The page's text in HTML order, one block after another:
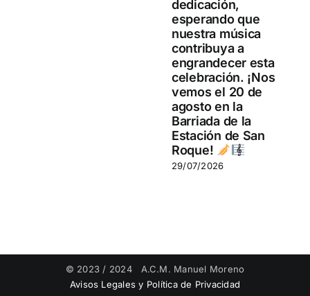
dedicación,
esperando que
nuestra música
contribuya a
engrandecer esta
celebración. ¡Nos
vemos el 20 de
agosto en la
Barriada de la
Estación de San
Roque!
29/07/2026
© 2023 / 2024 A.C.M. Manuel Moreno
Avisos Legales y Política de Privacidad